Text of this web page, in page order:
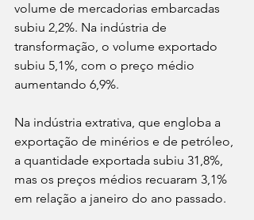
volume de mercadorias embarcadas
subiu 2,2%. Na indústria de
transformação, o volume exportado
subiu 5,1%, com o preço médio
aumentando 6,9%.
Na indústria extrativa, que engloba a
exportação de minérios e de petróleo,
a quantidade exportada subiu 31,8%,
mas os preços médios recuaram 3,1%
em relação a janeiro do ano passado.